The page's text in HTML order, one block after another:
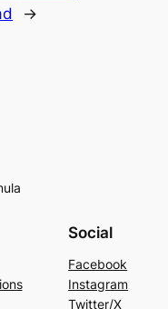
→
Social
Facebook
Instagram
Twitter/X